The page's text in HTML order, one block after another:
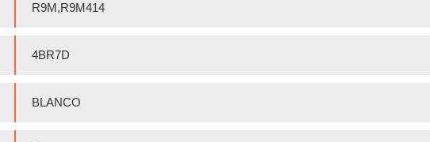
R9M,R9M414
4BR7D
BLANCO